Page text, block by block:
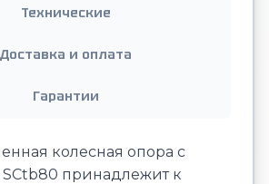
Технические
Доставка и оплата
Гарантии
колесная опора с
SСtb80 принадлежит к